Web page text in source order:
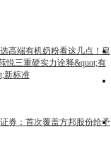
高端有机奶粉看这几点！皇
悦三重硬实力诠释&quot;有
新标准
券：首次覆盖方邦股份给予